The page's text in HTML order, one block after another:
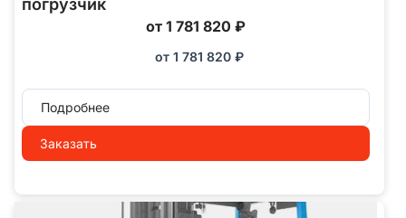
погрузчик
от 1 781 820 ₽
от 1 781 820 ₽
Подробнее
Заказать